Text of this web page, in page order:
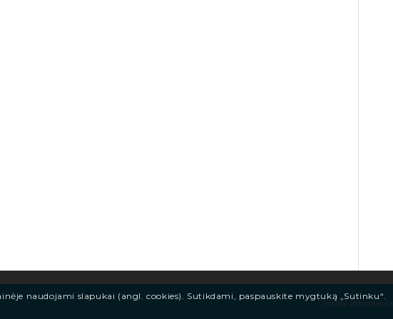
Teisinė informacija
naudojami slapukai (angl. cookies). Sutikdami, paspauskite mygtuką „Sutinku“.